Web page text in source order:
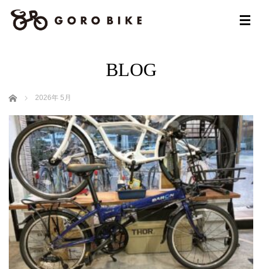
BLOG
ホーム 2026年 5月